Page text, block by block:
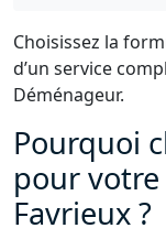
Choisissez la
d’un service
Déménageur.
Pourquoi
pour
Favrieux ?